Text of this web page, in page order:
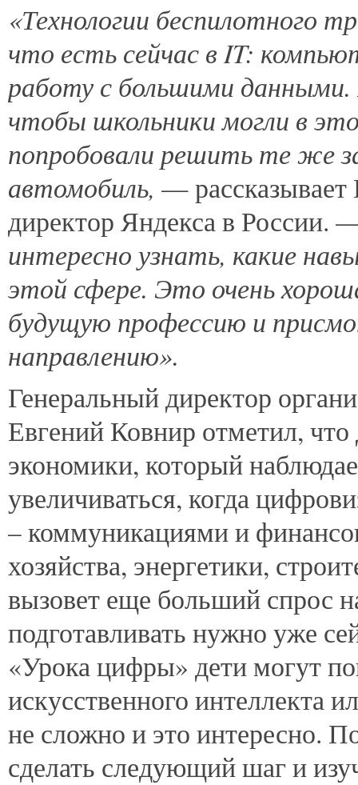
«Технологии беспилотного
что есть сейчас в IT:
работу с большими
чтобы школьники могли в
попробовали решить те же
автомобиль, — рассказывает
директор Яндекса в России.
интересно узнать, какие
этой сфере. Это очень
будущую профессию и
направлению».
Генеральный директор
Евгений Ковнир отметил,
экономики, который
увеличиваться, когда
– коммуникациями и
хозяйства, энергетики,
вызовет еще больший спрос
подготавливать нужно уже
«Урока цифры» дети могут
искусственного интеллекта
не сложно и это интересно.
сделать следующий шаг и